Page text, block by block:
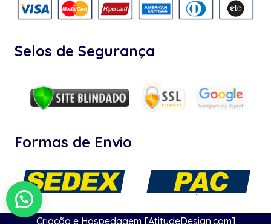
Selos de Segurança
Formas de Envio
Criação e Hospedagem [AtitudeDesign.com]